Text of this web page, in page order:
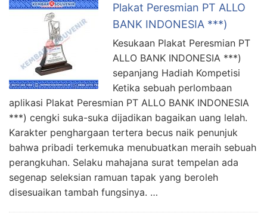
Plakat Peresmian PT ALLO
BANK INDONESIA ***)
Kesukaan Plakat Peresmian PT
ALLO BANK INDONESIA ***)
sepanjang Hadiah Kompetisi
Ketika sebuah perlombaan
aplikasi Plakat Peresmian PT ALLO BANK INDONESIA
***) cengki suka-suka dijadikan bagaikan uang lelah.
Karakter penghargaan tertera becus naik penunjuk
bahwa pribadi terkemuka menubuatkan meraih sebuah
perangkuhan. Selaku mahajana surat tempelan ada
segenap seleksian ramuan tapak yang beroleh
disesuaikan tambah fungsinya. …